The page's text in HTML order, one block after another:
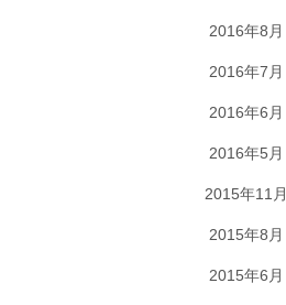
2016年8月
2016年7月
2016年6月
2016年5月
2015年11月
2015年8月
2015年6月